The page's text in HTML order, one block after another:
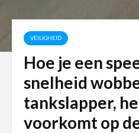
VEILIGHEID
Hoe je een
snelheid
tankslapper,
voorkomt op